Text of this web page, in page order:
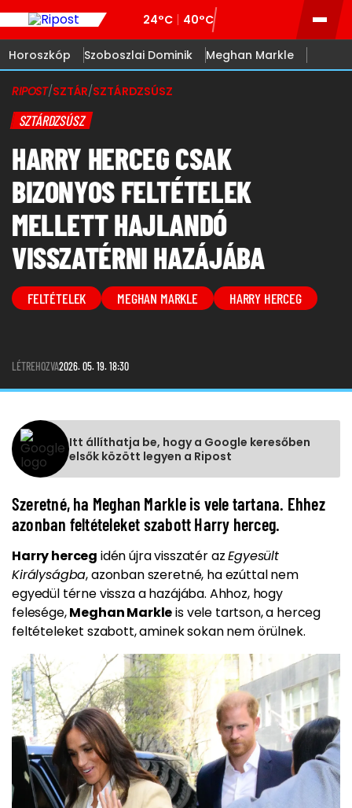
24°C 40°C
Horoszkóp Szoboszlai Dominik Meghan Markle
RIPOST/SZTÁR/SZTÁRDZSÚSZ
SZTÁRDZSÚSZ
HARRY HERCEG CSAK
BIZONYOS FELTÉTELEK
MELLETT HAJLANDÓ
VISSZATÉRNI HAZÁJÁBA
FELTÉTELEK MEGHAN MARKLE HARRY HERCEG
LÉTREHOZVA2026. 05. 19. 18:30
Itt állíthatja be, hogy a Google keresőben
elsők között legyen a Ripost
Szeretné, ha Meghan Markle is vele tartana. Ehhez
azonban feltételeket szabott Harry herceg.
Harry herceg idén újra visszatér azEgyesült
Királyságba, azonban szeretné, ha ezúttal nem
egyedül térne vissza a hazájába. Ahhoz, hogy
felesége,Meghan Markleis vele tartson, a herceg
feltételeket szabott, aminek sokan nem örülnek.